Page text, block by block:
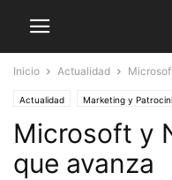
Inicio Actualidad
Actualidad Marketing y
Microsoft y
que avanza